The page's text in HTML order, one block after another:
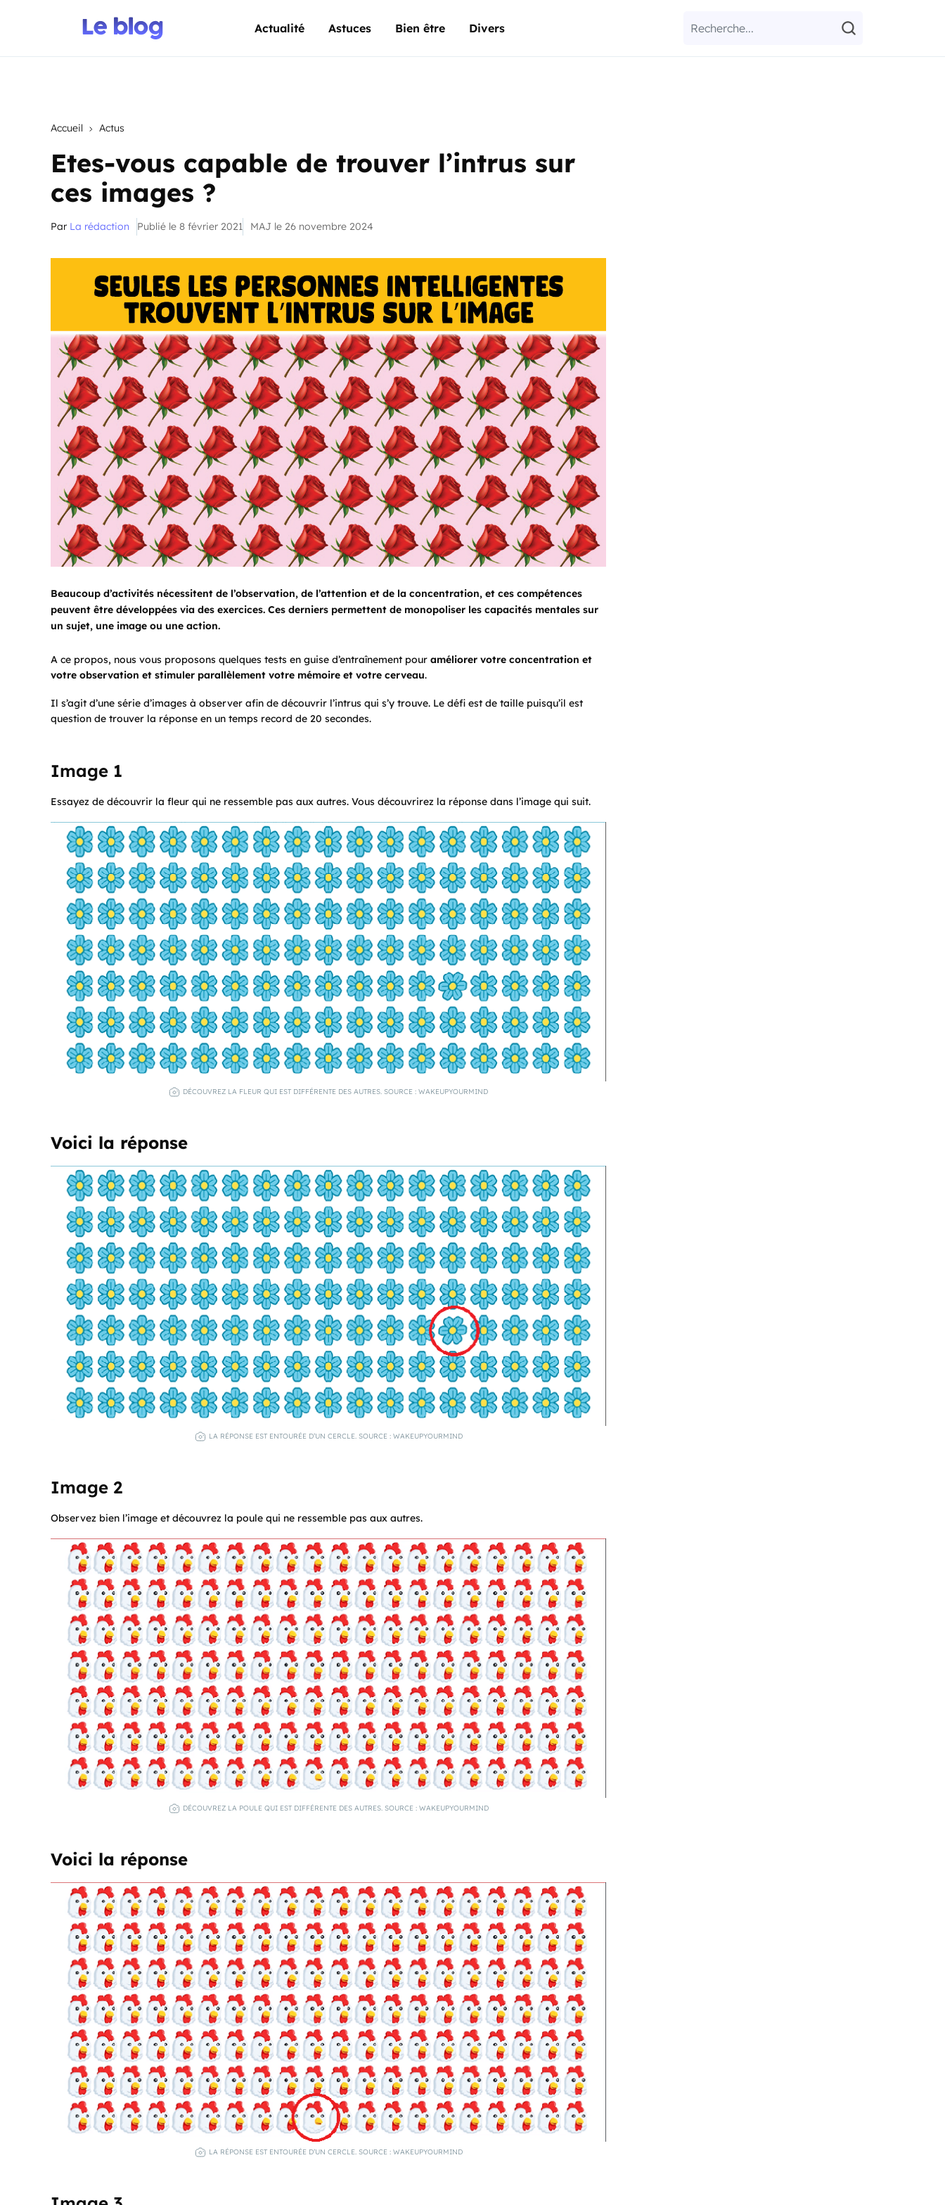
Actualité Astuces Bien être Divers
Accueil Actus
Etes-vous capable de trouver l’intrus sur
ces images ?
Par La rédaction Publié le 8 février 2021 MAJ le 26 novembre 2024
Beaucoup d’activités nécessitent de l’observation, de l’attention et de la concentration, et ces compétences
peuvent être développées via des exercices. Ces derniers permettent de monopoliser les capacités mentales sur
un sujet, une image ou une action.
A ce propos, nous vous proposons quelques tests en guise d’entraînement pour améliorer votre concentration et
votre observation et stimuler parallèlement votre mémoire et votre cerveau.
Il s’agit d’une série d’images à observer afin de découvrir l’intrus qui s’y trouve. Le défi est de taille puisqu’il est
question de trouver la réponse en un temps record de 20 secondes.
Image 1
Essayez de découvrir la fleur qui ne ressemble pas aux autres. Vous découvrirez la réponse dans l’image qui suit.
DÉCOUVREZ LA FLEUR QUI EST DIFFÉRENTE DES AUTRES. SOURCE : WAKEUPYOURMIND
Voici la réponse
LA RÉPONSE EST ENTOURÉE D’UN CERCLE. SOURCE : WAKEUPYOURMIND
Image 2
Observez bien l’image et découvrez la poule qui ne ressemble pas aux autres.
DÉCOUVREZ LA POULE QUI EST DIFFÉRENTE DES AUTRES. SOURCE : WAKEUPYOURMIND
Voici la réponse
LA RÉPONSE EST ENTOURÉE D’UN CERCLE. SOURCE : WAKEUPYOURMIND